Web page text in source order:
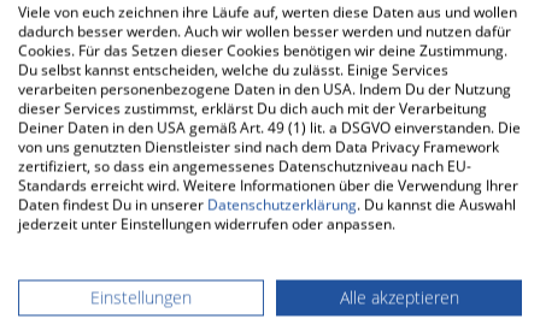
Auf der Innenseite des Mittelfußbereiches kommt beim
SAUCONY Omni 22 (Damen) ein fester aufgeschäumtes
Material...mehr
FAQ
FAQs zum SAUCONY Omni 22 (Damen)mehr
Service Hotline Onlineshop
Viele von euch zeichnen ihre Läufe auf, werten diese Daten aus und wollen
dadurch besser werden. Auch wir wollen besser werden und nutzen dafür
Cookies. Für das Setzen dieser Cookies benötigen wir deine Zustimmung.
Du selbst kannst entscheiden, welche du zulässt. Einige Services
verarbeiten personenbezogene Daten in den USA. Indem Du der Nutzung
dieser Services zustimmst, erklärst Du dich auch mit der Verarbeitung
Deiner Daten in den USA gemäß Art. 49 (1) lit. a DSGVO einverstanden. Die
von uns genutzten Dienstleister sind nach dem Data Privacy Framework
zertifiziert, so dass ein angemessenes Datenschutzniveau nach EU-
Standards erreicht wird. Weitere Informationen über die Verwendung Ihrer
Daten findest Du in unserer Datenschutzerklärung. Du kannst die Auswahl
jederzeit unter Einstellungen widerrufen oder anpassen.
Einstellungen Alle akzeptieren